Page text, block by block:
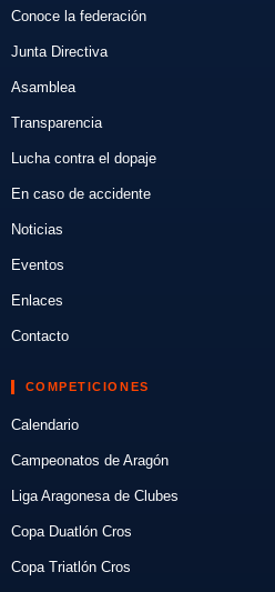
Conoce la federación
Junta Directiva
Asamblea
Transparencia
Lucha contra el dopaje
En caso de accidente
Noticias
Eventos
Enlaces
Contacto
COMPETICIONES
Calendario
Campeonatos de Aragón
Liga Aragonesa de Clubes
Copa Duatlón Cros
Copa Triatlón Cros